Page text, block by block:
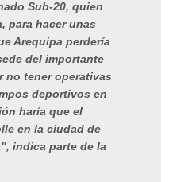
Sub-20, quien
para hacer unas
Arequipa perdería
del importante
no tener operativas
deportivos en
haría que el
en la ciudad de
indica parte de la